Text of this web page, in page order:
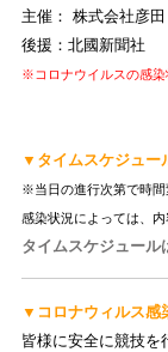
主催： 株式会社彦田
後援：北國新聞社
※コロナウイルスの感染
▼タイムスケジュー
※当日の進行次第で時間
感染状況によっては、内
タイムスケジュール
▼コロナウィルス感
皆様に安全に競技を